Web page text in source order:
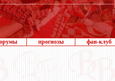
прогнозы фан-клуб